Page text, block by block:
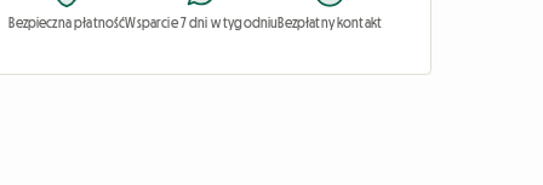
Bezpieczna płatnośćWsparcie 7 dni w tygodniuBezpłatny kontakt